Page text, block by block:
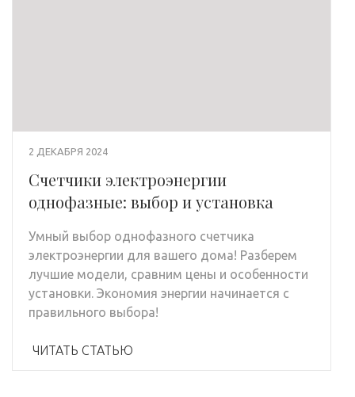
2 ДЕКАБРЯ 2024
Счетчики электроэнергии
однофазные: выбор и установка
Умный выбор однофазного счетчика
электроэнергии для вашего дома! Разберем
лучшие модели, сравним цены и особенности
установки. Экономия энергии начинается с
правильного выбора!
ЧИТАТЬ СТАТЬЮ